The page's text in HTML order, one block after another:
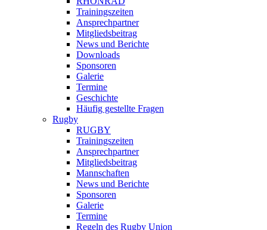
Trainingszeiten
Ansprechpartner
Mitgliedsbeitrag
News und Berichte
Downloads
Sponsoren
Galerie
Termine
Geschichte
Häufig gestellte Fragen
Rugby
RUGBY
Trainingszeiten
Ansprechpartner
Mitgliedsbeitrag
Mannschaften
News und Berichte
Sponsoren
Galerie
Termine
Regeln des Rugby Union